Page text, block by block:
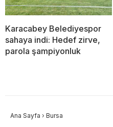
Karacabey Belediyespor
sahaya indi: Hedef zirve,
parola şampiyonluk
Ana Sayfa › Bursa